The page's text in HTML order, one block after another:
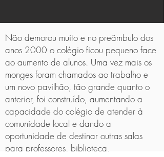
Não demorou muito e no preâmbulo dos
anos 2000 o colégio ficou pequeno face
ao aumento de alunos. Uma vez mais os
monges foram chamados ao trabalho e
um novo pavilhão, tão grande quanto o
anterior, foi construído, aumentando a
capacidade do colégio de atender à
comunidade local e dando a
oportunidade de destinar outras salas
para professores, biblioteca,